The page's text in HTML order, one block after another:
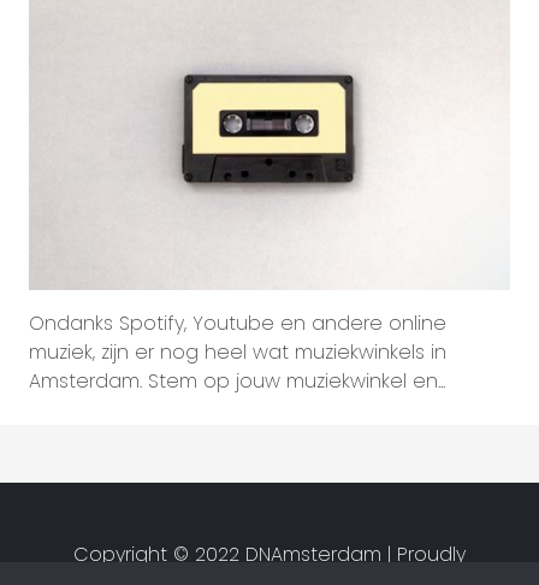
Ondanks Spotify, Youtube en andere online
muziek, zijn er nog heel wat muziekwinkels in
Amsterdam. Stem op jouw muziekwinkel en...
Copyright © 2022 DNAmsterdam | Proudly